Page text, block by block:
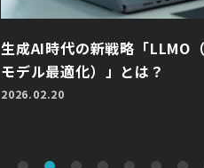
生成AI時代の新戦略「LLMO
モデル最適化）」とは？
2026.02.20